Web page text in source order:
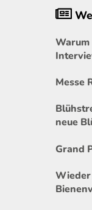
Messe
neue
Grand